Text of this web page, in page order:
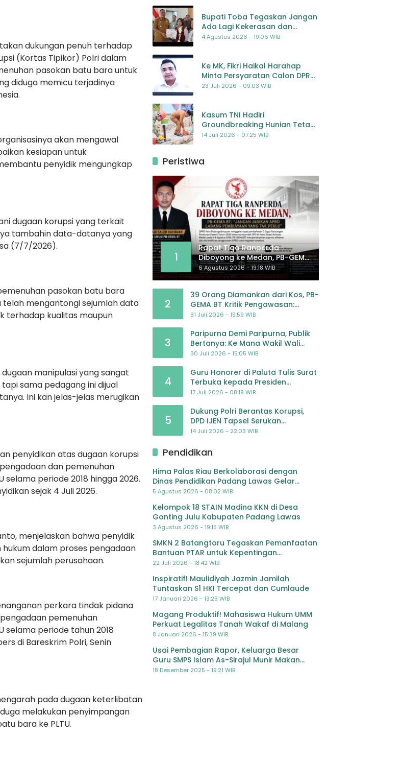
dukungan penuh terhadap
(Kortas Tipikor) Polri dalam
pasokan batu bara untuk
diduga memicu terjadinya
akan mengawal
kesiapan untuk
penyidik mengungkap
dugaan korupsi yang terkait
tambahin data-datanya yang
(7/7/2026).
pasokan batu bara
telah mengantongi sejumlah data
terhadap kualitas maupun
manipulasi yang sangat
sama pedagang ini dijual
Ini kan jelas-jelas merugikan
penyidikan atas dugaan korupsi
dan pemenuhan
periode 2018 hingga 2026.
sejak 4 Juli 2026.
menjelaskan bahwa penyidik
dalam proses pengadaan
sejumlah perusahaan.
perkara tindak pidana
pemenuhan
selama periode tahun 2018
di Bareskrim Polri, Senin
pada dugaan keterlibatan
melakukan penyimpangan
bara ke PLTU.
Bupati Toba Tegaskan Jangan
Ada Lagi Kekerasan dan
Bullying Terhadap Anak,
4 Agustus 2026 - 19:06 WIB
Ke MK, Fikri Haikal Harahap
Minta Persyaratan Calon DPR
Dilengkapi Penilaian
23 Juli 2026 - 09:03 WIB
Kasum TNI Hadiri
Groundbreaking Hunian Tetap
Pascabencana di
14 Juli 2026 - 07:25 WIB
Peristiwa
1
Rapat Tiga Ranperda
Diboyong ke Medan, PB-GEMA
BT: Jangan Jadikan APBD
Ladang Pembiayaan yang
6 Agustus 2026 - 19:18 WIB
2
39 Orang Diamankan dari Kos, PB-
GEMA BT Kritik Pengawasan:
Jangan Tunggu Masyarakat
31 Juli 2026 - 19:59 WIB
3
Paripurna Demi Paripurna, Publik
Bertanya: Ke Mana Wakil Wali
Kota Padangsidimpuan?
30 Juli 2026 - 15:05 WIB
4
Guru Honorer di Paluta Tulis Surat
Terbuka kepada Presiden
Prabowo, Mohon Keadilan atas
17 Juli 2026 - 08:19 WIB
5
Dukung Polri Berantas Korupsi,
DPD IJEN Tapsel Serukan
Pengawalan Kasus Mantan
14 Juli 2026 - 22:03 WIB
Pendidikan
Hima Palas Riau Berkolaborasi dengan
Dinas Pendidikan Padang Lawas Gelar
Pelatihan OSIS SMP se-Kabupaten Padang
5 Agustus 2026 - 08:02 WIB
Kelompok 18 STAIN Madina KKN di Desa
Gonting Julu Kabupaten Padang Lawas
3 Agustus 2026 - 19:15 WIB
SMKN 2 Batangtoru Tegaskan Pemanfaatan
Bantuan PTAR untuk Kepentingan
Pendidikan
22 Juli 2026 - 18:42 WIB
Inspiratif! Maulidiyah Jazmin Jamilah
Tuntaskan S1 HKI Tercepat dan Cumlaude
17 Januari 2026 - 13:25 WIB
Magang Produktif! Mahasiswa Hukum UMM
Perkuat Legalitas Tanah Wakaf di Malang
8 Januari 2026 - 15:39 WIB
Usai Pembagian Rapor, Keluarga Besar
Guru SMPS Islam As-Sirajul Munir Makan
Bersama Sambut Libur Awal Semester
18 Desember 2025 - 19:21 WIB